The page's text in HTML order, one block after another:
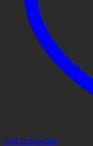
Add to Wishlist